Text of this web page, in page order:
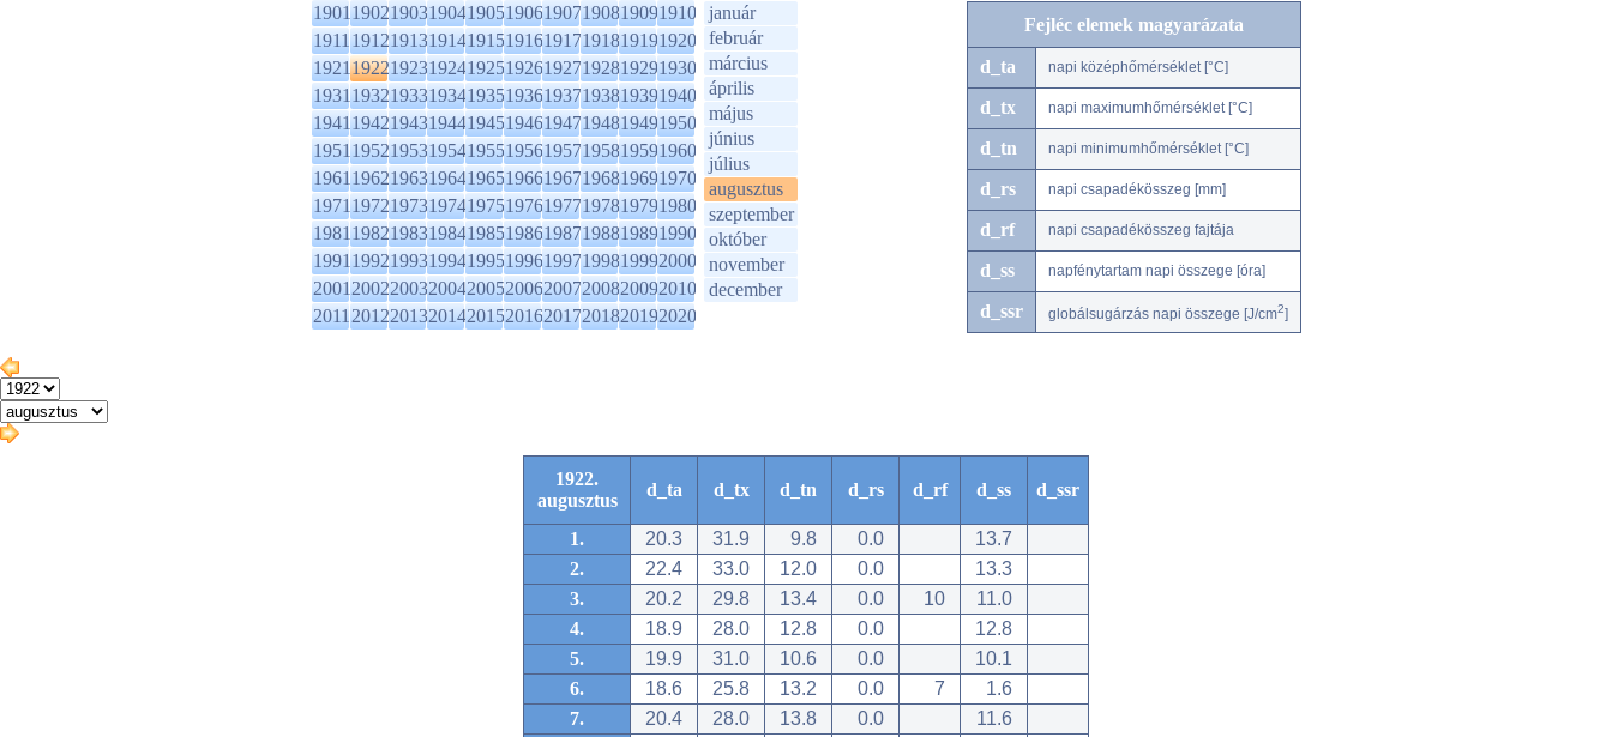
1901190219031904190519061907190819091910
1911191219131914191519161917191819191920
1921192219231924192519261927192819291930
1931193219331934193519361937193819391940
1941194219431944194519461947194819491950
1951195219531954195519561957195819591960
1961196219631964196519661967196819691970
1971197219731974197519761977197819791980
1981198219831984198519861987198819891990
1991199219931994199519961997199819992000
2001200220032004200520062007200820092010
2011201220132014201520162017201820192020
január
február
március
április
május
június
július
augusztus
szeptember
október
november
december
Fejléc elemek magyarázata
d_ta napi középhőmérséklet [°C]
d_tx napi maximumhőmérséklet [°C]
d_tn napi minimumhőmérséklet [°C]
d_rs napi csapadékösszeg [mm]
d_rf napi csapadékösszeg fajtája
d_ss napfénytartam napi összege [óra]
d_ssr globálsugárzás napi összege [J/cm2]
1922.
augusztus
d_ta d_tx d_tn d_rs d_rf d_ss d_ssr
1. 20.3 31.9 9.8 0.0
13.7
2.
22.4 33.0 12.0 0.0
13.3
3.
20.2 29.8 13.4 0.0 10
11.0
4.
18.9 28.0 12.8 0.0
12.8
5.
19.9 31.0 10.6 0.0
10.1
6.
18.6 25.8 13.2 0.0 7
1.6
7.
20.4 28.0 13.8 0.0
11.6